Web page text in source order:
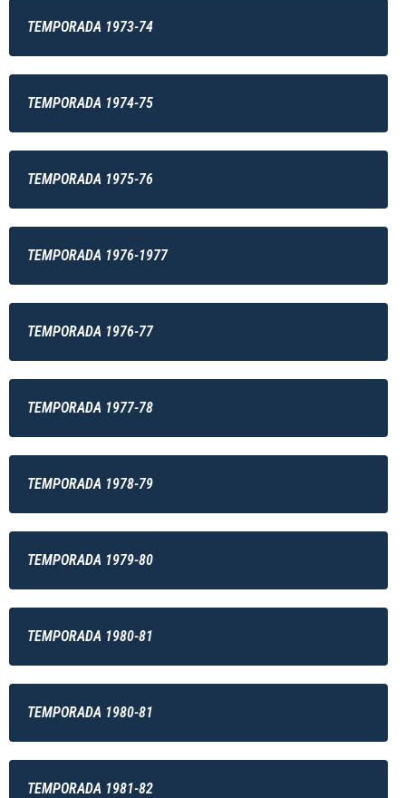
TEMPORADA 1973-74
TEMPORADA 1974-75
TEMPORADA 1975-76
TEMPORADA 1976-1977
TEMPORADA 1976-77
TEMPORADA 1977-78
TEMPORADA 1978-79
TEMPORADA 1979-80
TEMPORADA 1980-81
TEMPORADA 1980-81
TEMPORADA 1981-82